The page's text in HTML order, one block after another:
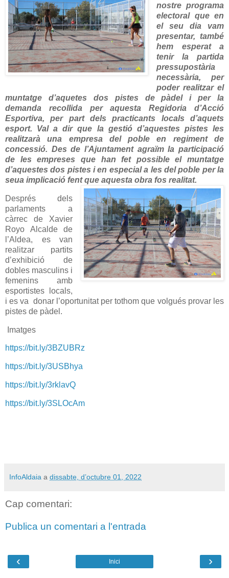
nostre programa
electoral que en
el seu dia vam
presentar, també
hem esperat a
tenir la partida
pressupostària
necessària, per
poder realitzar el
muntatge d’aquetes dos pistes de pàdel i per la
demanda recollida per aquesta Regidoria d’Acció
Esportiva, per part dels practicants locals d’aquets
esport. Val a dir que la gestió d’aquestes pistes les
realitzarà una empresa del poble en regiment de
concessió. Des de l’Ajuntament agraïm la participació
de les empreses que han fet possible el muntatge
d’aquestes dos pistes i en especial a les del poble per la
seua implicació fent que aquesta obra fos realitat.
Després dels
parlaments a
càrrec de Xavier
Royo Alcalde de
l’Aldea, es van
realitzar partits
d’exhibició de
dobles masculins i
femenins amb
esportistes locals,
i es va donar l’oportunitat per tothom que volgués provar les
pistes de pàdel.
Imatges
https://bit.ly/3BZUBRz
https://bit.ly/3USBhya
https://bit.ly/3rklavQ
https://bit.ly/3SLOcAm
InfoAldaia a dissabte, d’octubre 01, 2022
Cap comentari:
Publica un comentari a l'entrada
‹ ›
Inici